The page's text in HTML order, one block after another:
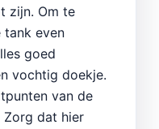
zijn. Om te
tank even
goed
vochtig doekje.
van de
dat hier